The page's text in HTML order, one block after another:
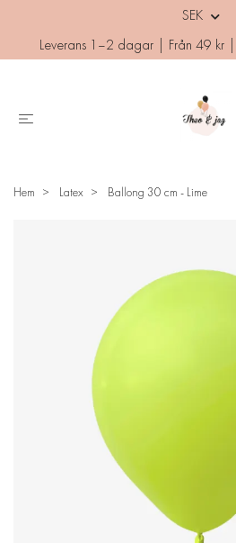
SEK
Leverans 1–2 dagar | Från 49 kr |
Hem Latex Ballong 30 cm - Lime